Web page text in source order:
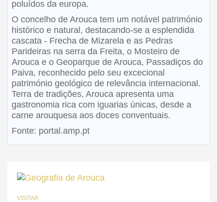
poluídos da europa.
O concelho de Arouca tem um notável património
histórico e natural, destacando-se a esplendida
cascata - Frecha de Mizarela e as Pedras
Parideiras na serra da Freita, o Mosteiro de
Arouca e o Geoparque de Arouca, Passadiços do
Paiva, reconhecido pelo seu excecional
património geológico de relevância internacional.
Terra de tradições, Arouca apresenta uma
gastronomia rica com iguarias únicas, desde a
carne arouquesa aos doces conventuais.
Fonte: portal.amp.pt
VISITAR